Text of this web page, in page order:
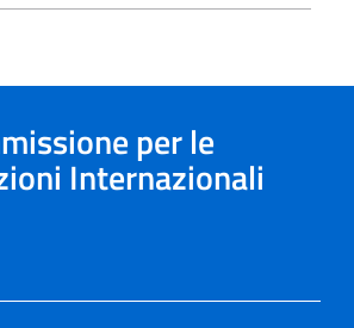
per le
Internazionali